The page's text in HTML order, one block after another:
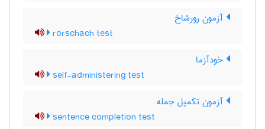
آزمون رورشاخ
rorschach test
خودآزما
self-administering test
آزمون تکمیل جمله
sentence completion test